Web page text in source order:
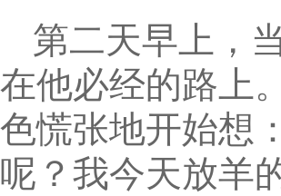
第二天早上，
在他必经的路上
色慌张地开始想
呢？我今天放羊